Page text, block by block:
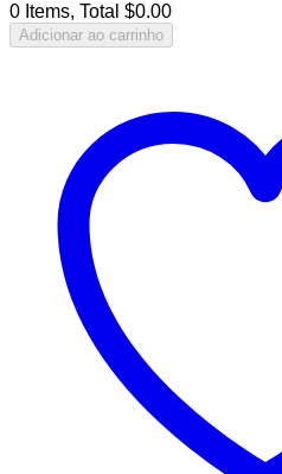
0 Items, Total $0.00
Adicionar ao carrinho